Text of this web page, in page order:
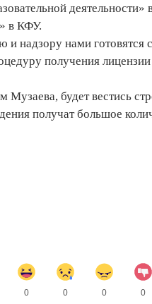
в КФУ.
и надзору нами
получения
Музаева, будет вестись
получат большое
0 0 0 0